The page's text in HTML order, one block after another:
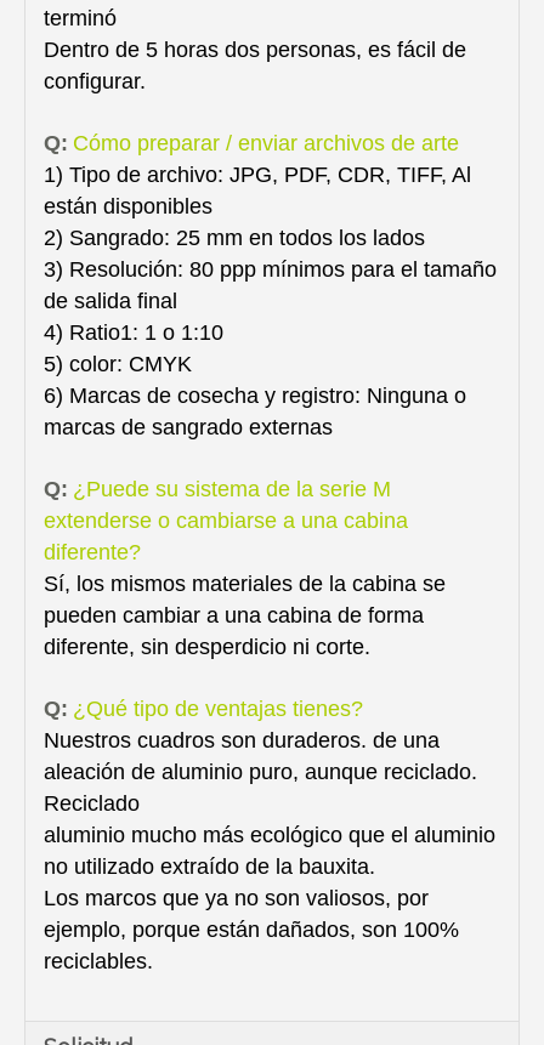
terminó
Dentro de 5 horas dos personas, es fácil de
configurar.
Q: Cómo preparar / enviar archivos de arte
1) Tipo de archivo: JPG, PDF, CDR, TIFF, Al
están disponibles
2) Sangrado: 25 mm en todos los lados
3) Resolución: 80 ppp mínimos para el tamaño
de salida final
4) Ratio1: 1 o 1:10
5) color: CMYK
6) Marcas de cosecha y registro: Ninguna o
marcas de sangrado externas
Q: ¿Puede su sistema de la serie M
extenderse o cambiarse a una cabina
diferente?
Sí, los mismos materiales de la cabina se
pueden cambiar a una cabina de forma
diferente, sin desperdicio ni corte.
Q: ¿Qué tipo de ventajas tienes?
Nuestros cuadros son duraderos. de una
aleación de aluminio puro, aunque reciclado.
Reciclado
aluminio mucho más ecológico que el aluminio
no utilizado extraído de la bauxita.
Los marcos que ya no son valiosos, por
ejemplo, porque están dañados, son 100%
reciclables.